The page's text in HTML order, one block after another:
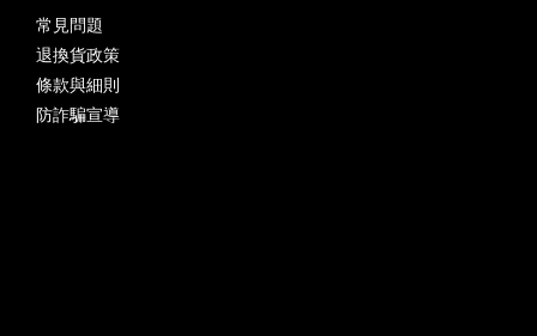
常見問題
退換貨政策
條款與細則
防詐騙宣導